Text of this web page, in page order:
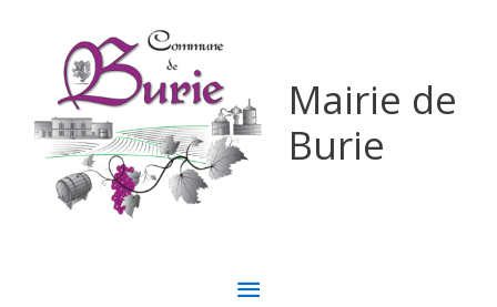
Mairie de
Burie
MENU